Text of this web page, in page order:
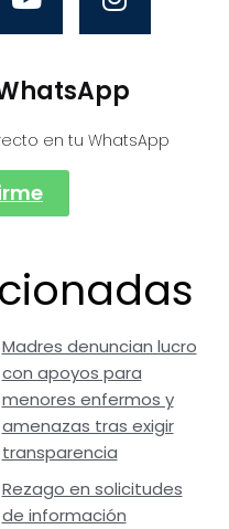
en tu WhatsApp
Madres denuncian lucro
con apoyos para
menores enfermos y
amenazas tras exigir
transparencia
Rezago en solicitudes
de información